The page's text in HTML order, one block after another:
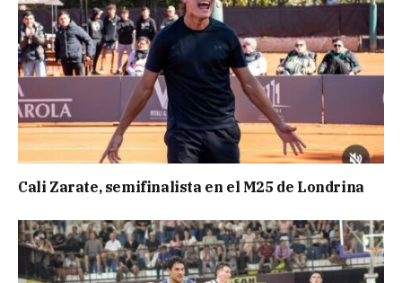
Cali Zarate, semifinalista en el M25 de Londrina